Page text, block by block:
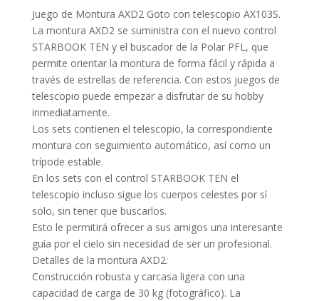
Juego de Montura AXD2 Goto con telescopio AX103S.
La montura AXD2 se suministra con el nuevo control
STARBOOK TEN y el buscador de la Polar PFL, que
permite orientar la montura de forma fácil y rápida a
través de estrellas de referencia. Con estos juegos de
telescopio puede empezar a disfrutar de su hobby
inmediatamente.
Los sets contienen el telescopio, la correspondiente
montura con seguimiento automático, así como un
trípode estable.
En los sets con el control STARBOOK TEN el
telescopio incluso sigue los cuerpos celestes por sí
solo, sin tener que buscarlos.
Esto le permitirá ofrecer a sus amigos una interesante
guía por el cielo sin necesidad de ser un profesional.
Detalles de la montura AXD2:
Construcción robusta y carcasa ligera con una
capacidad de carga de 30 kg (fotográfico). La